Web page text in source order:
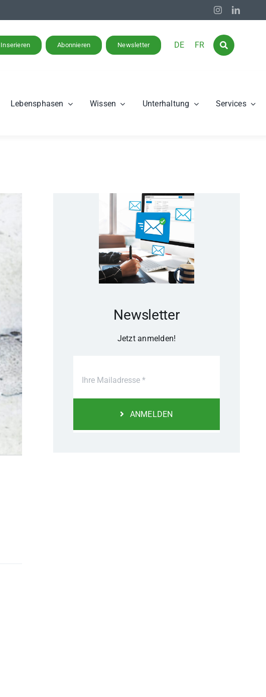
Inserieren Abonnieren Newsletter DE FR
Lebensphasen Wissen Unterhaltung Services
Newsletter
Jetzt anmelden!
ANMELDEN